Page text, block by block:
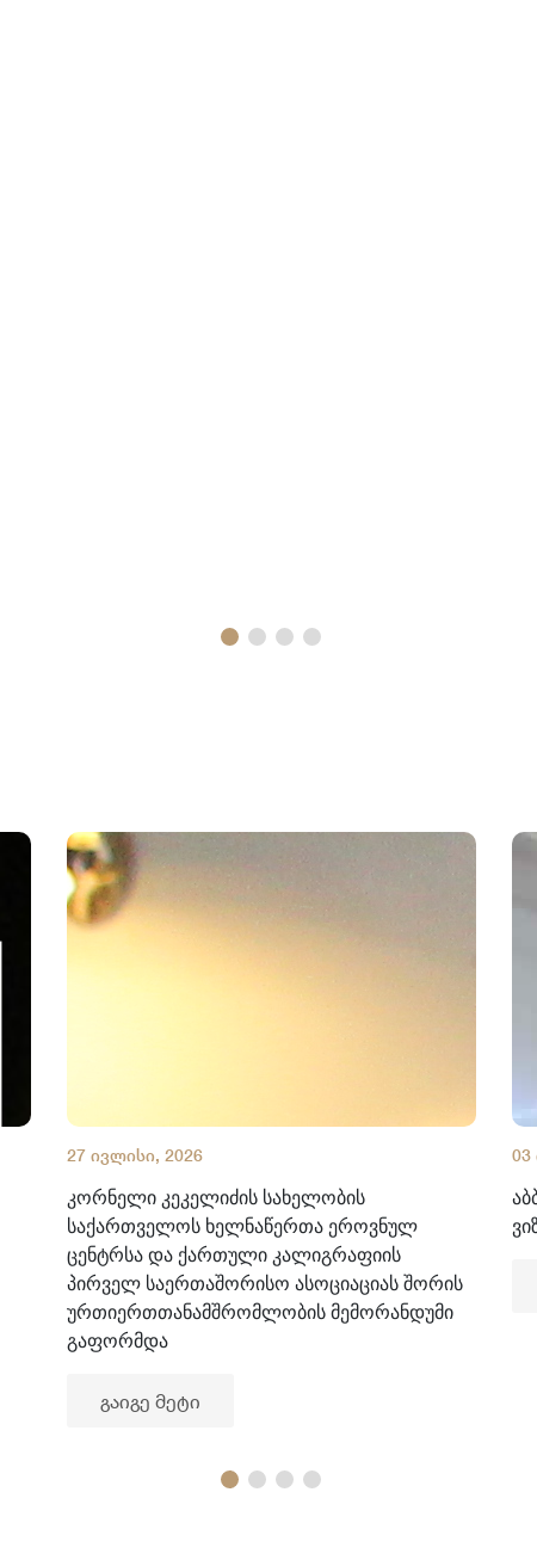
27 ივლისი, 2026
კორნელი კეკელიძის სახელობის
საქართველოს ხელნაწერთა ეროვნულ
ცენტრსა და ქართული კალიგრაფიის
პირველ საერთაშორისო ასოციაციას შორის
ურთიერთთანამშრომლობის მემორანდუმი
გაფორმდა
გაიგე მეტი
03